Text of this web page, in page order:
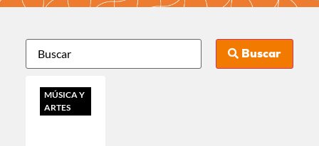
Buscar
MÚSICA Y
ARTES